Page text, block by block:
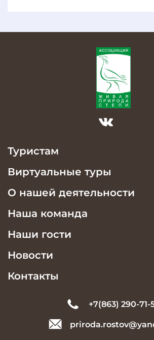
Туристам
Виртуальные туры
О нашей деятельности
Наша команда
Наши гости
Новости
Контакты
+7(863) 290-71-